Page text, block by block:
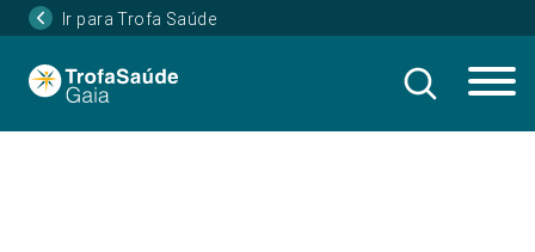
Ir para Trofa Saúde